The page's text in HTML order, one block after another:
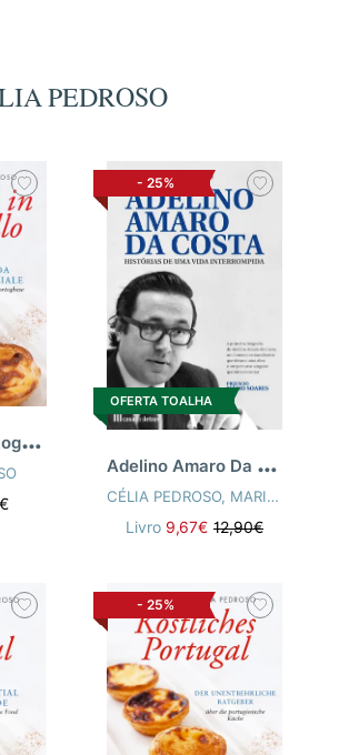
PEDROSO
A
Tavola in Portogallo
- 25%
OFERTA TOALHA
A
delino Amaro Da Costa
CÉLIA PEDROSO, MARIA DO ROSÁRIO CARNEIRO
Livro 9,67€ 12,90€
- 25%